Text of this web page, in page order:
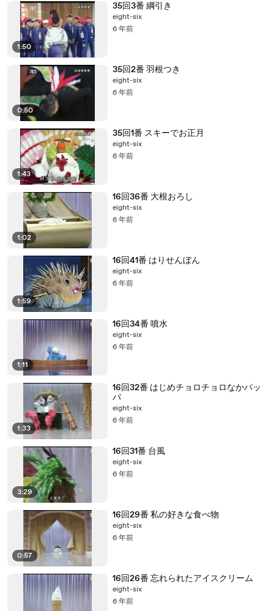
1:50
35回3番 綱引き
eight-six
6 年前
0:50
35回2番 羽根つき
eight-six
6 年前
1:43
35回1番 スキーでお正月
eight-six
6 年前
1:02
16回36番 大根おろし
eight-six
6 年前
1:59
16回41番 はりせんぼん
eight-six
6 年前
1:11
16回34番 噴水
eight-six
6 年前
1:33
16回32番 はじめチョロチョロなかパッ
パ
eight-six
6 年前
3:29
16回31番 台風
eight-six
6 年前
0:57
16回29番 私の好きな食べ物
eight-six
6 年前
16回26番 忘れられたアイスクリーム
eight-six
6 年前